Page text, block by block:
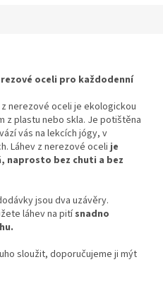
oceli pro každodenní
nerezové oceli je ekologickou
z plastu nebo skla. Je potištěna
vás na lekcích jógy, v
Láhev z nerezové oceli je
naprosto bez chuti a bez
jsou dva uzávěry.
láhev na pitísnadno
sloužit, doporučujeme ji mýt